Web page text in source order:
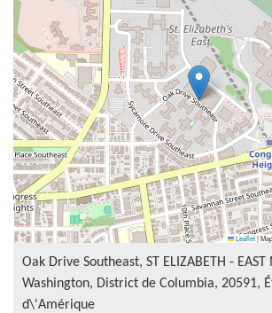
Leaflet|
Oak Drive Southeast, ST ELIZABETH - EAST
Washington, District de Columbia, 20591,
d\'Amérique